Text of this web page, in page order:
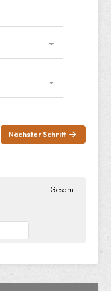
Nächster Schritt
Gesamt